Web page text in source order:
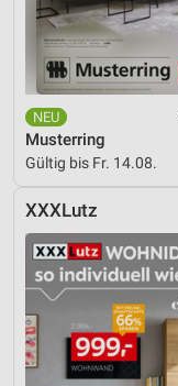
Musterring
Gültig bis Fr. 14.08.
XXXLutz